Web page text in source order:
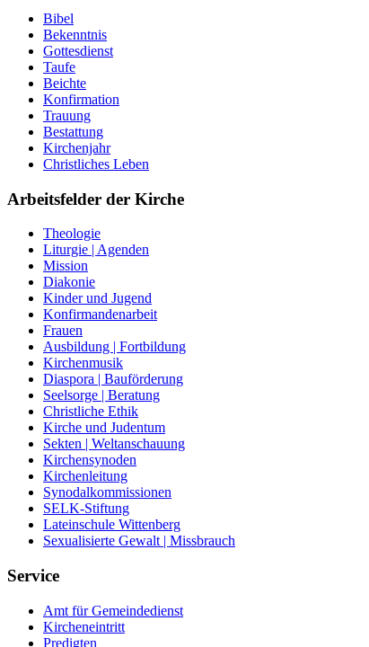
Bibel
Bekenntnis
Gottesdienst
Taufe
Beichte
Konfirmation
Trauung
Bestattung
Kirchenjahr
Christliches Leben
Arbeitsfelder der Kirche
Theologie
Liturgie | Agenden
Mission
Diakonie
Kinder und Jugend
Konfirmandenarbeit
Frauen
Ausbildung | Fortbildung
Kirchenmusik
Diaspora | Bauförderung
Seelsorge | Beratung
Christliche Ethik
Kirche und Judentum
Sekten | Weltanschauung
Kirchensynoden
Kirchenleitung
Synodalkommissionen
SELK-Stiftung
Lateinschule Wittenberg
Sexualisierte Gewalt | Missbrauch
Service
Amt für Gemeindedienst
Kircheneintritt
Predigten